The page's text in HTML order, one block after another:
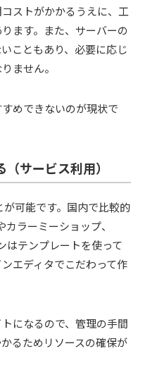
ストがかかるうえに、工
ます。また、サーバーの
こともあり、必要に応じ
ません。
めできないのが現状で
サービス利用）
可能です。国内で比較的
ラーミーショップ、
はテンプレートを使って
エディタでこだわって作
になるので、管理の手間
るためリソースの確保が